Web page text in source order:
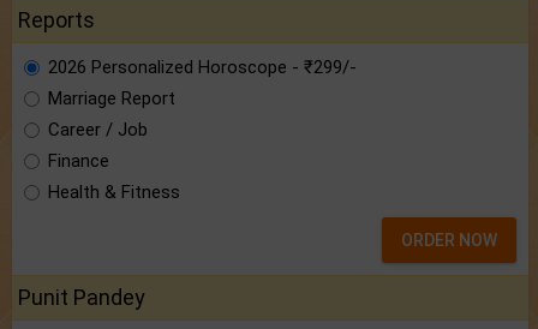
Reports
2026 Personalized Horoscope - ₹299/-
Marriage Report
Career / Job
Finance
Health & Fitness
ORDER NOW
Punit Pandey